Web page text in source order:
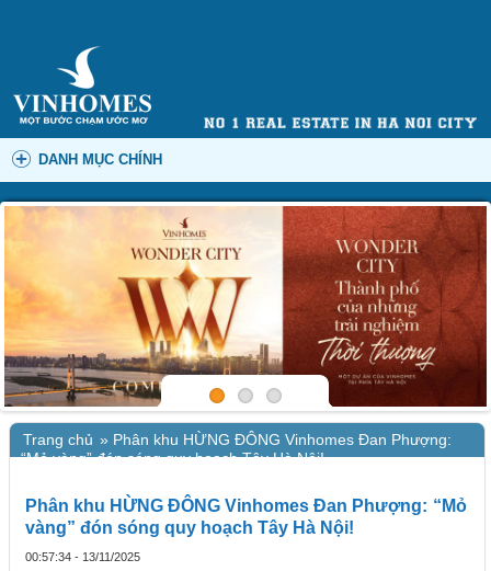
DANH MỤC CHÍNH
Trang chủ » Phân khu HỪNG ĐÔNG Vinhomes Đan Phượng:
“Mỏ vàng” đón sóng quy hoạch Tây Hà Nội!
Phân khu HỪNG ĐÔNG Vinhomes Đan Phượng: “Mỏ
vàng” đón sóng quy hoạch Tây Hà Nội!
00:57:34 - 13/11/2025